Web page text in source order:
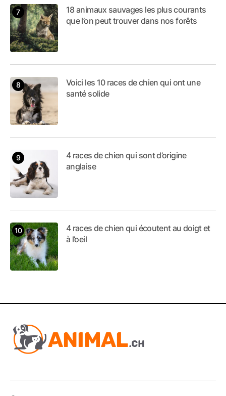
18 animaux sauvages les plus courants
que l’on peut trouver dans nos forêts
Voici les 10 races de chien qui ont une
santé solide
4 races de chien qui sont d’origine
anglaise
4 races de chien qui écoutent au doigt et
à l’oeil